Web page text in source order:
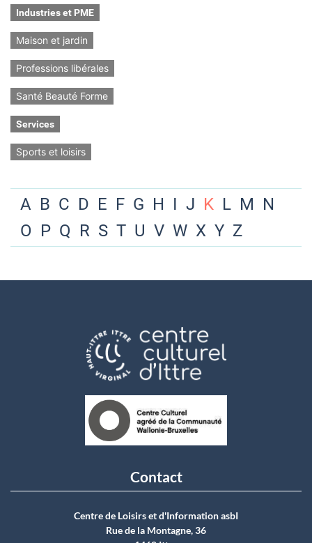
Industries et PME
Maison et jardin
Professions libérales
Santé Beauté Forme
Services
Sports et loisirs
A B C D E F G H I J K L M N
O P Q R S T U V W X Y Z
Contact
Centre de Loisirs et d'Information asbI
Rue de la Montagne, 36